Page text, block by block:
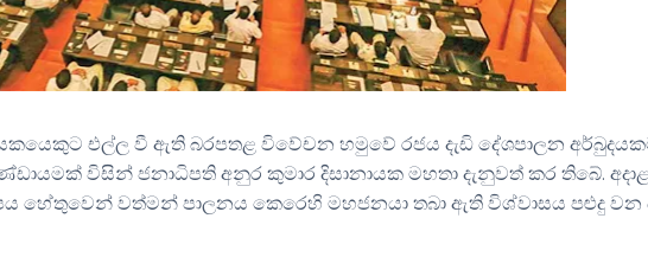
එල්ල වී ඇති බරපතළ විවේචන හමුවේ රජය දැඩි දේශපාලන
විසින් ජනාධිපති අනුර කුමාර දිසානායක මහතා දැනුවත් කර තිබේ.
හේතුවෙන් වත්මන් පාලනය කෙරෙහි මහජනයා තබා ඇති විශ්වාසය පළුදු වන